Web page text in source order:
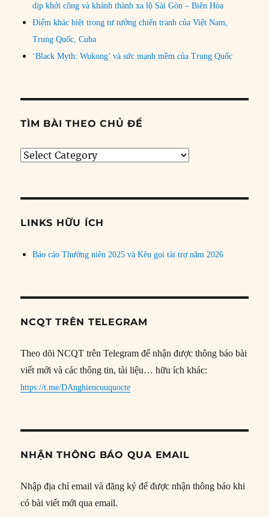
dịp khởi công và khánh thành xa lộ Sài Gòn – Biên Hòa
Điểm khác biệt trong tư tưởng chiến tranh của Việt Nam,
Trung Quốc, Cuba
‘Black Myth: Wukong’ và sức mạnh mềm của Trung Quốc
TÌM BÀI THEO CHỦ ĐỀ
Tìm
đề
LINKS HỮU ÍCH
Báo cáo Thường niên 2025 và Kêu gọi tài trợ năm 2026
NCQT TRÊN TELEGRAM
Theo dõi NCQT trên Telegram để nhận được thông báo bài
viết mới và các thông tin, tài liệu… hữu ích khác:
https://t.me/DAnghiencuuquocte
NHẬN THÔNG BÁO QUA EMAIL
Nhập địa chỉ email và đăng ký để được nhận thông báo khi
có bài viết mới qua email.